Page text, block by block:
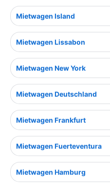
Mietwagen Island
Mietwagen Lissabon
Mietwagen New York
Mietwagen Deutschland
Mietwagen Frankfurt
Mietwagen Fuerteventura
Mietwagen Hamburg